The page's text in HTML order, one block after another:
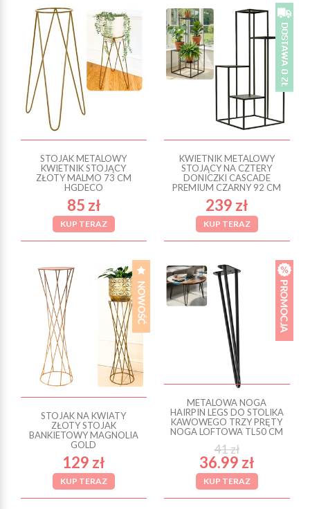
STOJAK METALOWY
KWIETNIK STOJĄCY
ZŁOTY MALMO 73 CM
HGDECO
85 zł
KUP TERAZ
KWIETNIK METALOWY
STOJĄCY NA CZTERY
DONICZKI CASCADE
PREMIUM CZARNY 92 CM
239 zł
KUP TERAZ
STOJAK NA KWIATY
ZŁOTY STOJAK
BANKIETOWY MAGNOLIA
GOLD
129 zł
KUP TERAZ
METALOWA NOGA
HAIRPIN LEGS DO STOLIKA
KAWOWEGO TRZY PRĘTY
NOGA LOFTOWA TL50 CM
41 zł
36.99 zł
KUP TERAZ